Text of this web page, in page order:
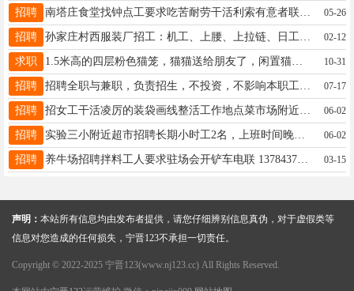
招聘 05-26
招聘 02-12
求职 1.5米高的四层粉色猫笼，猫猫送给朋友了，闲置猫笼，里面安置了自动投喂器，喂水喂粮都很方便，有意者加微信18057432798 10-31
招聘 07-17
招聘 06-02
招聘 实验三小附近超市招聘长期小时工2名，上班时间晚上6点到9点，要求女年龄28到40岁之间‼️勤劳肯干，手脚伶俐会整理，联系电话17320851819 06-02
招聘 养牛场招聘拌料工人要求驻场会开铲车电联 13784378720 03-15
声明： 本站所有信息均由发布者提供，请您仔细辨别信息真伪，对于虚假类等
信息对您造成的任何损失，宁晋123不承担一切责任。
Copyright © 2022-2025 宁晋123(www.nj123.cc) All Rights Reserved.